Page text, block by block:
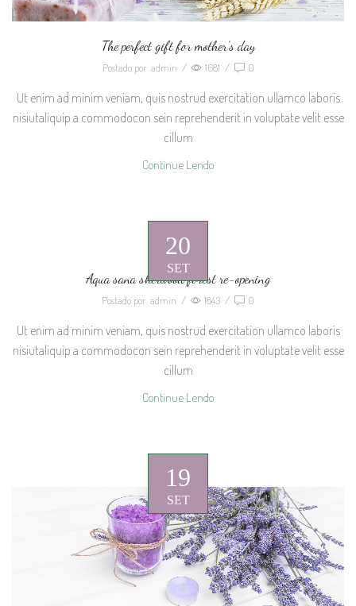
The perfect gift for mother’s day
Postado por admin / 1681 / 0
Ut enim ad minim veniam, quis nostrud exercitation ullamco laboris
nisiutaliquip a commodocon sein reprehenderit in voluptate velit esse
cillum
Continue Lendo
20
SET
Aqua sana sherwood forest re-opening
Postado por admin / 1843 / 0
Ut enim ad minim veniam, quis nostrud exercitation ullamco laboris
nisiutaliquip a commodocon sein reprehenderit in voluptate velit esse
cillum
Continue Lendo
19
SET